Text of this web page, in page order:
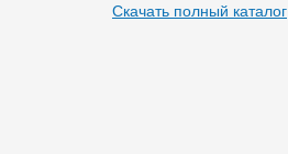
Скачать полный каталог